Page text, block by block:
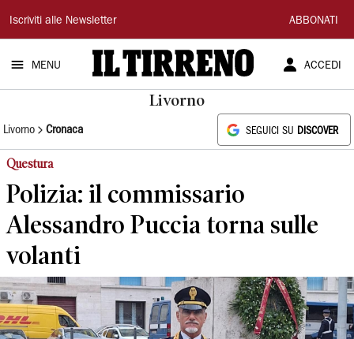
Il
Tirreno
Iscriviti alle Newsletter ABBONATI
MENU ACCEDI
Livorno
Livorno Cronaca SEGUICI SU DISCOVER
Questura
Polizia: il commissario
Alessandro Puccia torna sulle
volanti